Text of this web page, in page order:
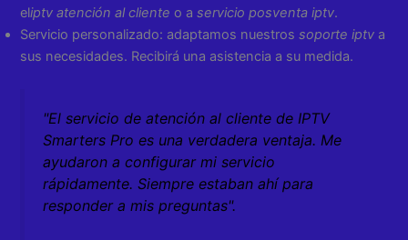
eliptv atención al cliente o aservicio posventa iptv.
Servicio personalizado: adaptamos nuestrossoporte iptv a
sus necesidades. Recibirá una asistencia a su medida.
"El servicio de atención al cliente de IPTV
Smarters Pro es una verdadera ventaja. Me
ayudaron a configurar mi servicio
rápidamente. Siempre estaban ahí para
responder a mis preguntas".